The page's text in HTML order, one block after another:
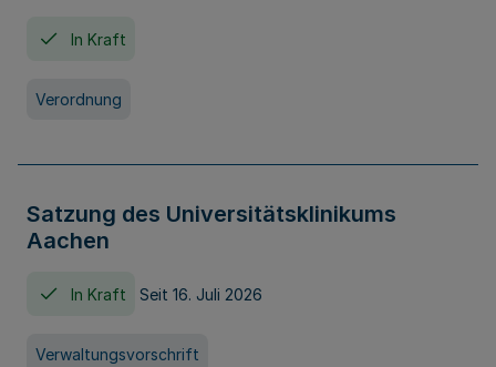
In Kraft
Verordnung
Satzung des Universitätsklinikums
Aachen
In Kraft Seit 16. Juli 2026
Verwaltungsvorschrift